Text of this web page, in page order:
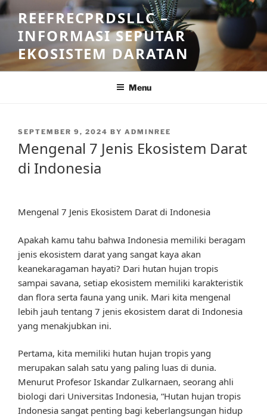
Skip
to
content
REEFRECPRDSLLC –
INFORMASI SEPUTAR
EKOSISTEM DARATAN
Menu
POSTED
SEPTEMBER 9, 2024 BY ADMINREE
Mengenal 7 Jenis Ekosistem Darat
di Indonesia
Mengenal 7 Jenis Ekosistem Darat di Indonesia
Apakah kamu tahu bahwa Indonesia memiliki beragam
jenis ekosistem darat yang sangat kaya akan
keanekaragaman hayati? Dari hutan hujan tropis
sampai savana, setiap ekosistem memiliki karakteristik
dan flora serta fauna yang unik. Mari kita mengenal
lebih jauh tentang 7 jenis ekosistem darat di Indonesia
yang menakjubkan ini.
Pertama, kita memiliki hutan hujan tropis yang
merupakan salah satu yang paling luas di dunia.
Menurut Profesor Iskandar Zulkarnaen, seorang ahli
biologi dari Universitas Indonesia, “Hutan hujan tropis
Indonesia sangat penting bagi keberlangsungan hidup